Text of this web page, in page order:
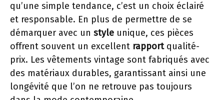
qu’une simple tendance, c’est un choix éclairé
et responsable. En plus de permettre de se
démarquer avec un style unique, ces pièces
offrent souvent un excellent rapportqualité-
prix. Les vêtements vintage sont fabriqués avec
des matériaux durables, garantissant ainsi une
longévité que l’on ne retrouve pas toujours